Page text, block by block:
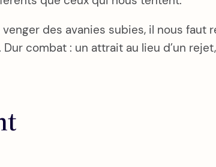
des avanies subies, il nous faut
Dur combat : un attrait au lieu d’un